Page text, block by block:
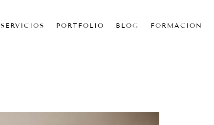
SERVICIOS PORTFOLIO BLOG FORMACIÓN